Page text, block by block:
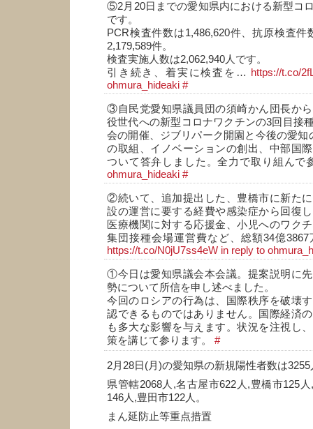
⑤2月20日までの愛知県内における新型コ
です。
PCR検査件数は1,486,620件、抗原検査件
2,179,589件。
検査実施人数は2,062,940人です。
引き続き、着実に検査を…
https://t.co/
ohmura_hideaki #
③自民党愛知県議員団の須崎かん団長か
役世代への新型コロナワクチンの3回目接
会の開催、ジブリパーク開園と今後の愛知
の取組、イノベーションの創出、中部国
ついて答弁しました。全力で取り組んで
ohmura_hideaki #
②続いて、追加提出した、豊橋市に新た
設の運営に要する経費や感染症から回復
医療機関に対する応援金、小児へのワク
集団接種会場運営費など、総額34億
https://t.co/N0jU7ss4eW in reply to
①今日は愛知県議会本会議。提案説明に
勢について所信を申し述べました。
今回のロシアの行為は、国際秩序を破壊
認できるものではありません。国際経済
も多大な影響を与えます。状況を注視し
策を講じて参ります。 #
2月28日(月)の愛知県の新規陽性者数は3255
県管轄2068人,名古屋市622人,豊橋市125
146人,豊田市122人。
まん延防止等重点措置